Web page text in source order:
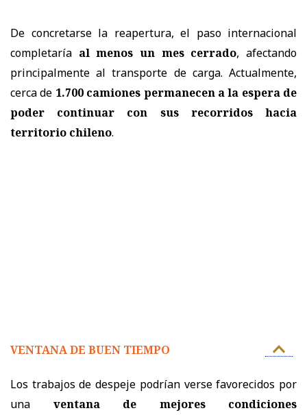
De concretarse la reapertura, el paso internacional
completaría al menos un mes cerrado, afectando
principalmente al transporte de carga. Actualmente,
cerca de 1.700 camiones permanecen a la espera de
poder continuar con sus recorridos hacia
territorio chileno.
VENTANA DE BUEN TIEMPO
Los trabajos de despeje podrían verse favorecidos por
una ventana de mejores condiciones